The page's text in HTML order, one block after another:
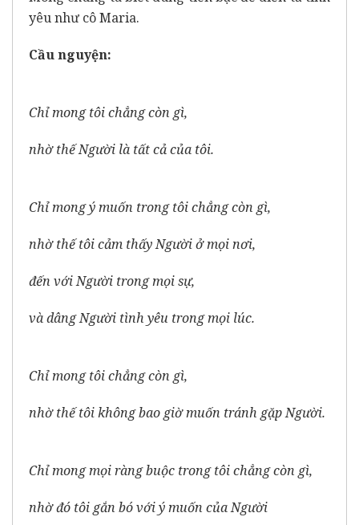
yêu như cô Maria.
Cầu nguyện:
Chỉ mong tôi chẳng còn gì,
nhờ thế Người là tất cả của tôi.
Chỉ mong ý muốn trong tôi chẳng còn gì,
nhờ thế tôi cảm thấy Người ở mọi nơi,
đến với Người trong mọi sự,
và dâng Người tình yêu trong mọi lúc.
Chỉ mong tôi chẳng còn gì,
nhờ thế tôi không bao giờ muốn tránh gặp Người.
Chỉ mong mọi ràng buộc trong tôi chẳng còn gì,
nhờ đó tôi gắn bó với ý muốn của Người